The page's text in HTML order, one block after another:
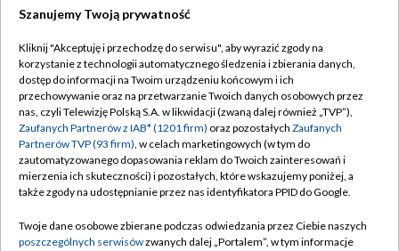
TVP
Abonament TVP
Emisja w TVP
Centrum informacji TVP
Naziemna Telewizja Cyfrowa
Rada Programowa
Regulamin TVP
Polityka prywatności
Moje zgody
Pomoc
Kontakt
Szanujemy Twoją prywatność
Kliknij "Akceptuję i przechodzę do serwisu", aby wyrazić zgody na
korzystanie z technologii automatycznego śledzenia i zbierania danych,
dostęp do informacji na Twoim urządzeniu końcowym i ich
przechowywanie oraz na przetwarzanie Twoich danych osobowych przez
nas, czyli Telewizję Polską S.A. w likwidacji (zwaną dalej również „TVP”),
Zaufanych Partnerów z IAB* (1201 firm) oraz pozostałych Zaufanych
Partnerów TVP (93 firm), w celach marketingowych (w tym do
zautomatyzowanego dopasowania reklam do Twoich zainteresowań i
mierzenia ich skuteczności) i pozostałych, które wskazujemy poniżej, a
także zgody na udostępnianie przez nas identyfikatora PPID do Google.
Twoje dane osobowe zbierane podczas odwiedzania przez Ciebie naszych
poszczególnych serwisówzwanych dalej „Portalem”, w tym informacje